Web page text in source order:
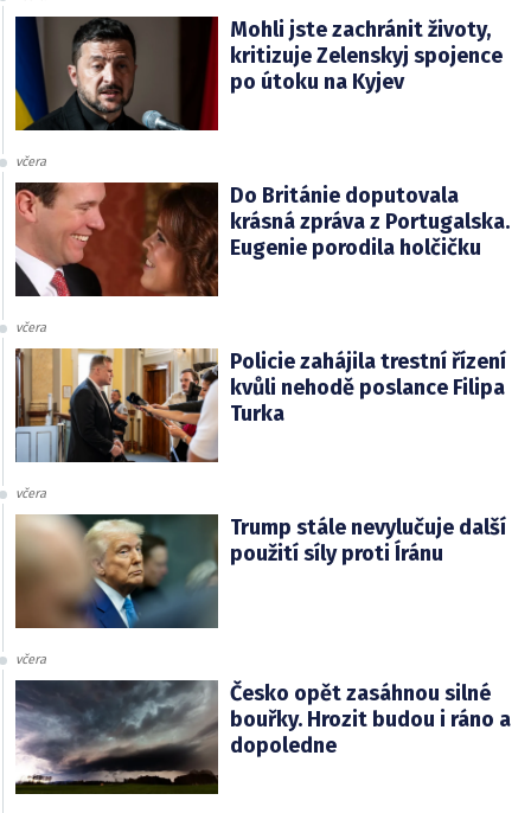
Mohli jste zachránit životy,
kritizuje Zelenskyj spojence
po útoku na Kyjev
včera
Do Británie doputovala
krásná zpráva z Portugalska.
Eugenie porodila holčičku
včera
Policie zahájila trestní řízení
kvůli nehodě poslance Filipa
Turka
včera
Trump stále nevylučuje další
použití síly proti Íránu
včera
Česko opět zasáhnou silné
bouřky. Hrozit budou i ráno a
dopoledne